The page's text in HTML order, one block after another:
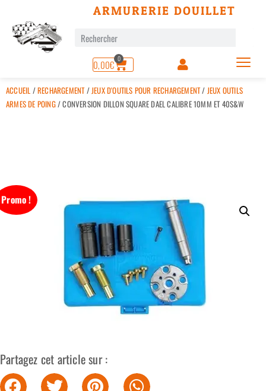
ARMURERIE DOUILLET
0,00€ 0
ACCUEIL /RECHARGEMENT /JEUX D'OUTILS POUR RECHARGEMENT/ JEUX OUTILS
ARMES DE POING/ CONVERSION DILLON SQUARE DAEL CALIBRE 10MM ET 40S&W
Promo !
Partagez cet article sur :